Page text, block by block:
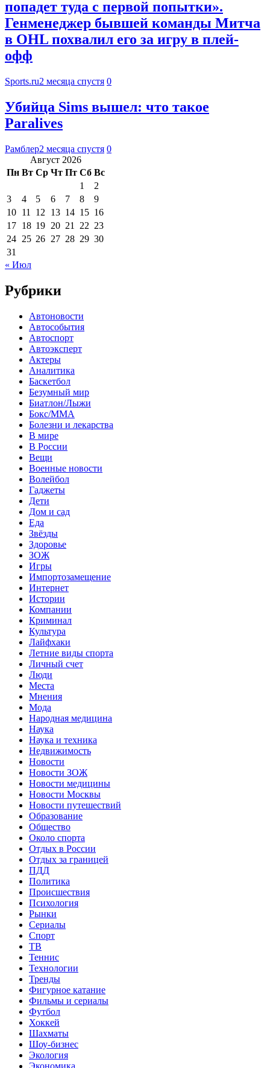
попадет туда с первой попытки».
Генменеджер бывшей команды Митча
в OHL похвалил его за игру в плей-
офф
Sports.ru2 месяца спустя 0
Убийца Sims вышел: что такое
Paralives
Рамблер2 месяца спустя 0
Август 2026
Пн Вт Ср Чт Пт Сб Вс
1
2
3
4 5 6 7 8
9
10 11 12 13 14 15 16
17 18 19 20 21 22 23
24 25 26 27 28 29 30
31
« Июл
Рубрики
Автоновости
Автособытия
Автоспорт
Автоэксперт
Актеры
Аналитика
Баскетбол
Безумный мир
Биатлон/Лыжи
Бокс/MMA
Болезни и лекарства
В мире
В России
Вещи
Военные новости
Волейбол
Гаджеты
Дети
Дом и сад
Еда
Звёзды
Здоровье
ЗОЖ
Игры
Импортозамещение
Интернет
Истории
Компании
Криминал
Культура
Лайфхаки
Летние виды спорта
Личный счет
Люди
Места
Мнения
Мода
Народная медицина
Наука
Наука и техника
Недвижимость
Новости
Новости ЗОЖ
Новости медицины
Новости Москвы
Новости путешествий
Образование
Общество
Около спорта
Отдых в России
Отдых за границей
ПДД
Политика
Происшествия
Психология
Рынки
Сериалы
Спорт
ТВ
Теннис
Технологии
Тренды
Фигурное катание
Фильмы и сериалы
Футбол
Хоккей
Шахматы
Шоу-бизнес
Экология
Экономика